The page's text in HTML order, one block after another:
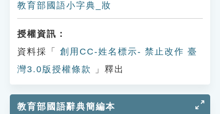
教育部國語小字典_妝
授權資訊：
資料採「
創用CC-姓名標示- 禁止改作 臺
灣3.0版授權條款
」釋出
教育部國語辭典簡編本